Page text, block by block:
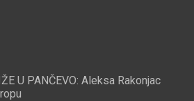
U PANČEVO: Aleksa Rakonjac